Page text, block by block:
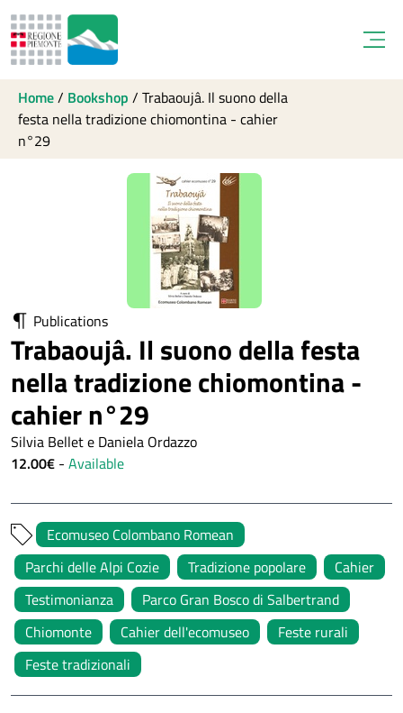
Home/ Bookshop / Trabaoujâ. Il suono della
festa nella tradizione chiomontina - cahier
n°29
Publications
Trabaoujâ. Il suono della festa
nella tradizione chiomontina -
cahier n°29
Silvia Bellet e Daniela Ordazzo
12.00€ - Available
Ecomuseo Colombano Romean
Parchi delle Alpi Cozie
Tradizione popolare
Cahier
Testimonianza
Parco Gran Bosco di Salbertrand
Chiomonte
Cahier dell'ecomuseo
Feste rurali
Feste tradizionali